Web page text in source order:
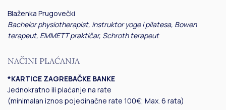
Blaženka Prugovečki
Bachelor physiotherapist, instruktor yoge i pilatesa, Bowen
terapeut, EMMETT praktičar, Schroth terapeut
NAČINI PLAĆANJA
*KARTICE ZAGREBAČKE BANKE
Jednokratno ili plaćanje na rate
(minimalan iznos pojedinačne rate 100€; Max. 6 rata)